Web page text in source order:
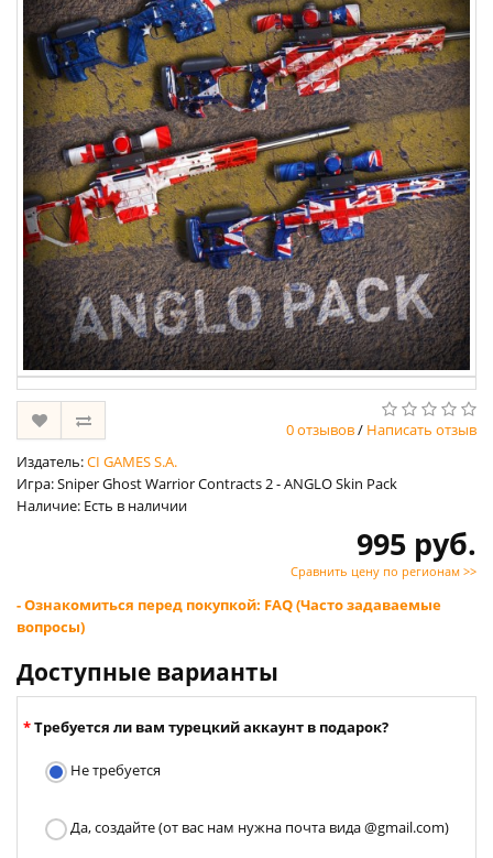
0 отзывов/ Написать отзыв
Издатель:CI GAMES S.A.
Игра: Sniper Ghost Warrior Contracts 2 - ANGLO Skin Pack
Наличие: Есть в наличии
995 руб.
Сравнить цену по регионам >>
- Ознакомиться перед покупкой: FAQ (Часто задаваемые
вопросы)
Доступные варианты
Требуется ли вам турецкий аккаунт в подарок?
Не требуется
Да, создайте (от вас нам нужна почта вида @gmail.com)